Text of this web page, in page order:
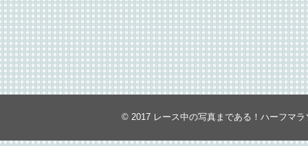
© 2017 レース中の写真まである！ハーフマ